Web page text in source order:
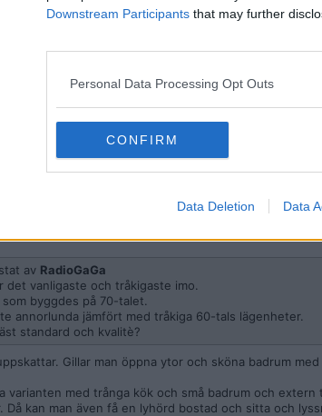
Downstream Participants that may further
Personal Data Processing Opt Outs
CONFIRM
Data Deletion Data
70-tal. I synnerhet massproducerade radhus som inte
var främst under 60- och
som byggnadsmaterial i många av bostäderna i det
50-talet och har ratat flera lägenheter p g a det, men
kallad blå lättbetong, är ett byggmaterial som
av RadioGaGa
det vanligaste och tråkigaste imo.
byggdes på 70-talet.
annorlunda jämfört med tråkiga 60-tals lägenheter.
standard och kvalitè?
Gillar man öppna ytor och sköna badrum
varianten med trånga kök och små badrum och
Då kan man även få en lyhörd bostad och sitta och